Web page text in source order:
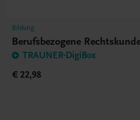
Bildung
Berufsbezogene
TRAUNER-DigiBox
€ 22,98